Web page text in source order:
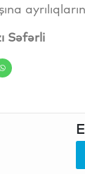
Səfərli